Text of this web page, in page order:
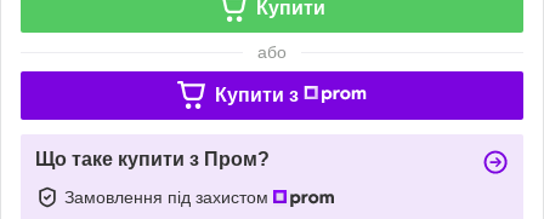
Купити
або
Купити з
Що таке купити з Пром?
Замовлення під захистом